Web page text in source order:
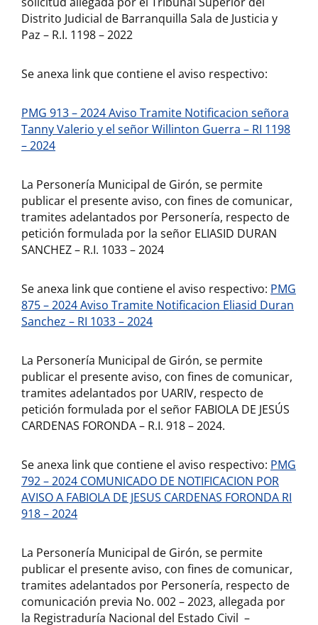
Distrito Judicial de Barranquilla Sala de Justicia y
Paz – R.I. 1198 – 2022
Se anexa link que contiene el aviso respectivo:
PMG 913 – 2024 Aviso Tramite Notificacion señora
Tanny Valerio y el señor Willinton Guerra – RI 1198
– 2024
La Personería Municipal de Girón, se permite
publicar el presente aviso, con fines de comunicar,
tramites adelantados por Personería, respecto de
petición formulada por la señor ELIASID DURAN
SANCHEZ – R.I. 1033 – 2024
Se anexa link que contiene el aviso respectivo: PMG
875 – 2024 Aviso Tramite Notificacion Eliasid Duran
Sanchez – RI 1033 – 2024
La Personería Municipal de Girón, se permite
publicar el presente aviso, con fines de comunicar,
tramites adelantados por UARIV, respecto de
petición formulada por el señor FABIOLA DE JESÚS
CARDENAS FORONDA – R.I. 918 – 2024.
Se anexa link que contiene el aviso respectivo: PMG
792 – 2024 COMUNICADO DE NOTIFICACION POR
AVISO A FABIOLA DE JESUS CARDENAS FORONDA RI
918 – 2024
La Personería Municipal de Girón, se permite
publicar el presente aviso, con fines de comunicar,
tramites adelantados por Personería, respecto de
comunicación previa No. 002 – 2023, allegada por
la Registraduría Nacional del Estado Civil –